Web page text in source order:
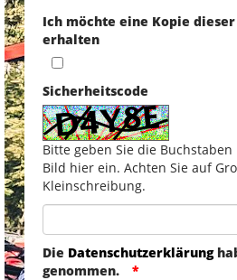
Ich möchte eine Kopie
erhalten
Sicherheitscode
Bitte geben Sie die
Bild hier ein. Achten Sie auf
Kleinschreibung.
Die Datenschutzerklärung
genommen.